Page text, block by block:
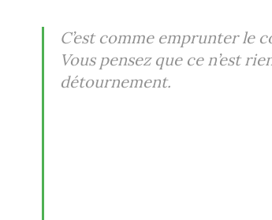
C’est comme emprunter le
Vous pensez que ce n’est
détournement.